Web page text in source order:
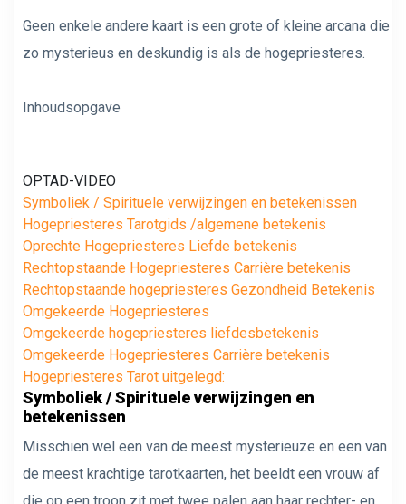
Geen enkele andere kaart is een grote of kleine arcana die
zo mysterieus en deskundig is als de hogepriesteres.
Inhoudsopgave
OPTAD-VIDEO
Symboliek / Spirituele verwijzingen en betekenissen
Hogepriesteres Tarotgids /algemene betekenis
Oprechte Hogepriesteres Liefde betekenis
Rechtopstaande Hogepriesteres Carrière betekenis
Rechtopstaande hogepriesteres Gezondheid Betekenis
Omgekeerde Hogepriesteres
Omgekeerde hogepriesteres liefdesbetekenis
Omgekeerde Hogepriesteres Carrière betekenis
Hogepriesteres Tarot uitgelegd:
Symboliek / Spirituele verwijzingen en
betekenissen
Misschien wel een van de meest mysterieuze en een van
de meest krachtige tarotkaarten, het beeldt een vrouw af